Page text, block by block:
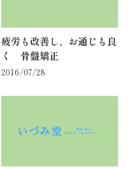
疲労も改善し、お通じも良
く 骨盤矯正
2016/07/28